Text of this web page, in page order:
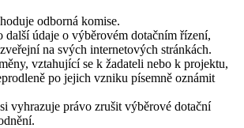
odborná komise.
další údaje o výběrovém dotačním řízení,
na svých internetových stránkách.
vztahující se k žadateli nebo k projektu,
po jejich vzniku písemně oznámit
vyhrazuje právo zrušit výběrové dotační